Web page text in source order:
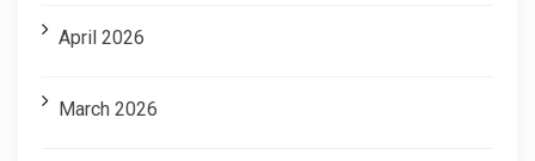
April 2026
March 2026